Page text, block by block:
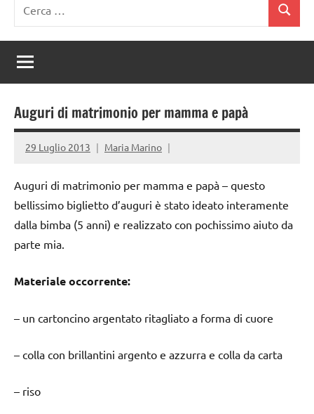
per:
Cerca
Auguri di matrimonio per mamma e papà
29 Luglio 2013 Maria Marino
Auguri di matrimonio per mamma e papà – questo
bellissimo biglietto d’auguri è stato ideato interamente
dalla bimba (5 anni) e realizzato con pochissimo aiuto da
parte mia.
Materiale occorrente:
– un cartoncino argentato ritagliato a forma di cuore
– colla con brillantini argento e azzurra e colla da carta
– riso